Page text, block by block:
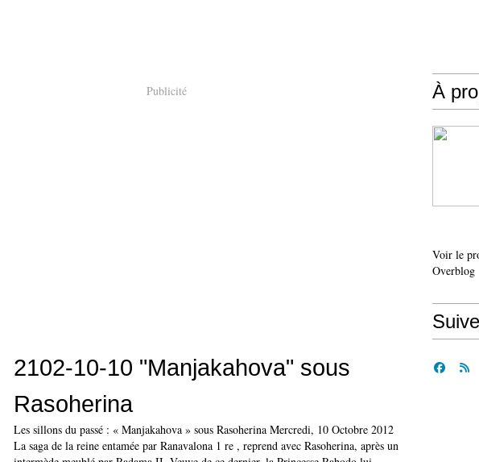
Publicité
2102-10-10 "Manjakahova" sous
Rasoherina
Les sillons du passé : « Manjakahova » sous Rasoherina Mercredi, 10 Octobre 2012
La saga de la reine entamée par Ranavalona 1 re , reprend avec Rasoherina, après un
À
Voir le
Overblog